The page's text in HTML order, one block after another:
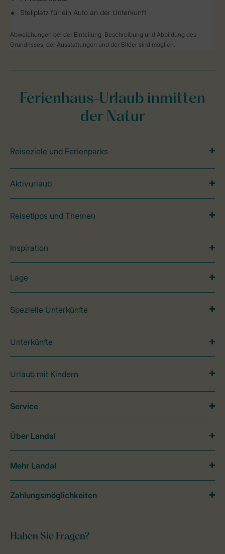
Stellplatz für ein Auto an der Unterkunft
Abweichungen bei der Einteilung, Beschreibung und Abbildung des
Grundrisses, der Ausstattungen und der Bilder sind möglich.
Ferienhaus-Urlaub inmitten
der Natur
Reiseziele und Ferienparks
Aktivurlaub
Reisetipps und Themen
Inspiration
Lage
Spezielle Unterkünfte
Unterkünfte
Urlaub mit Kindern
Haben Sie Fragen?
Service
Über Landal
Mehr Landal
Zahlungsmöglichkeiten